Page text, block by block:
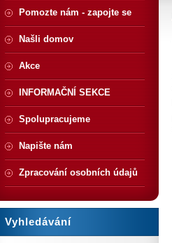
Pomozte nám - zapojte se
Našli domov
Akce
INFORMAČNÍ SEKCE
Spolupracujeme
Napište nám
Zpracování osobních údajů
Vyhledávání